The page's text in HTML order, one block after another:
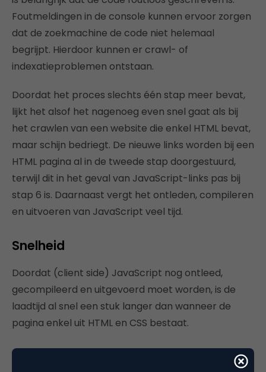
Foutmeldingen in de console kunnen ervoor zorgen
dat de zoekmachine de code niet helemaal
begrijpt. Hierdoor kunnen er crawl- of
indexatieproblemen ontstaan.
Doordat het proces slechts één stap meer bevat,
lijkt het alsof het nagenoeg even snel gaat als bij
het crawlen van een website die enkel HTML bevat,
maar schijn bedriegt. De nieuwe links worden bij een
HTML pagina al in de tweede stap doorgestuurd,
terwijl dit in het geval van JavaScript-links pas bij
stap 6 is. Daarnaast vergt het ontleden, compileren
en uitvoeren van JavaScript veel tijd.
Snelheid
Doordat (client side) JavaScript nog ontleed,
gecompileerd en uitgevoerd moet worden, is de
laadtijd al snel een stuk langer dan wanneer de
pagina enkel uit HTML en CSS bestaat.
“Het verwerken van JavaScript